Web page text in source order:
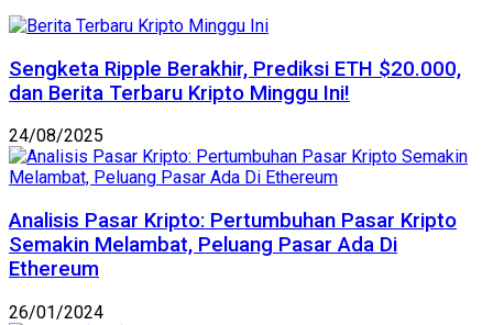
Sengketa Ripple Berakhir, Prediksi ETH $20.000,
dan Berita Terbaru Kripto Minggu Ini!
24/08/2025
Analisis Pasar Kripto: Pertumbuhan Pasar Kripto
Semakin Melambat, Peluang Pasar Ada Di
Ethereum
26/01/2024